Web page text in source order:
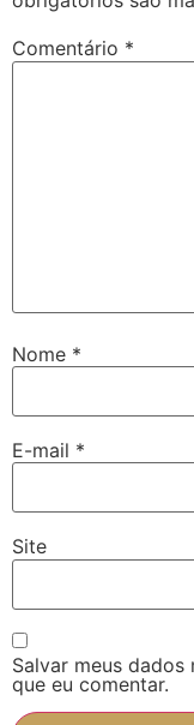
Comentário *
Nome *
E-mail *
Site
Salvar meus
que eu comentar.